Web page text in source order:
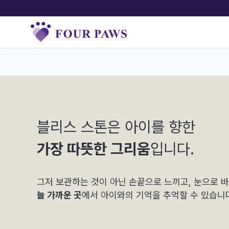
블리스 스톤은 아이를 향한
가장 따뜻한 그리움입니다.
그저 보관하는 것이 아닌 손끝으로 느끼고, 눈으로
늘 가까운 곳에서 아이와의 기억을 추억할 수 있습니